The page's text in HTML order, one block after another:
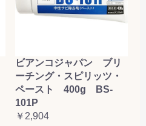
ビアンコジャパン ブリ
ーチング・スピリッツ・
ペースト 400g BS-
101P
￥2,904